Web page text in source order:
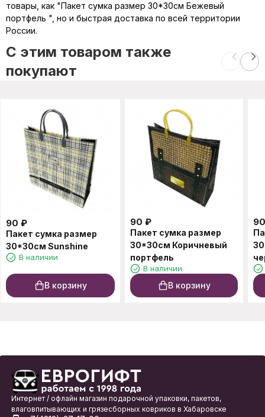
товары, как "Пакет сумка размер 30*30см Бежевый
портфель ", но и быстрая доставка по всей территории
России.
C этим товаром также
покупают
90 ₽
Пакет сумка размер
30*30см Sunshine
В наличии
В корзину
90 ₽
Пакет сумка размер
30*30см Коричневый
портфель
В наличии
В корзину
90
Интернет / офлайн магазин подарочной упаковки, пакетов,
влаговпитывающих и грязесборных ковриков в Хабаровске